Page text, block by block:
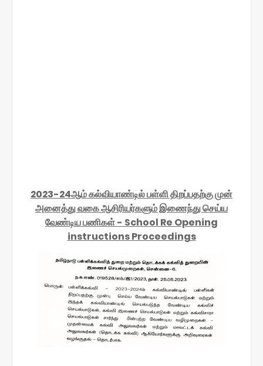
2023-24ஆம் கல்வியாண்டில் பள்ளி திறப்பதற்கு முன்
அனைத்து வகை ஆசிரியர்களும் இணைந்து செய்ய
வேண்டிய பணிகள் - School Re Opening
instructions Proceedings